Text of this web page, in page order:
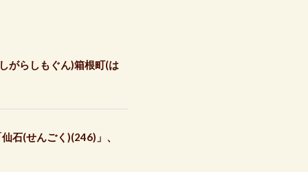
がらしもぐん)箱根町(は
石(せんごく)(246)」、